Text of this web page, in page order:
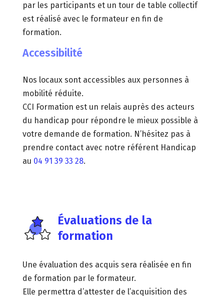
par les participants et un tour de table collectif
est réalisé avec le formateur en fin de
formation.
Accessibilité
Nos locaux sont accessibles aux personnes à
mobilité réduite.
CCI Formation est un relais auprès des acteurs
du handicap pour répondre le mieux possible à
votre demande de formation. N’hésitez pas à
prendre contact avec notre référent Handicap
au 04 91 39 33 28.
Évaluations de la
formation
Une évaluation des acquis sera réalisée en fin
de formation par le formateur.
Elle permettra d’attester de l’acquisition des